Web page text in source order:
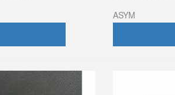
ASYM